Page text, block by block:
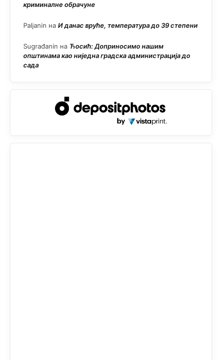
криминалне обрачуне
Paljanin на И данас вруће, температура до 39 степени
Sugrađanin на Ћосић: Доприносимо нашим
општинама као ниједна градска администрација до
сада